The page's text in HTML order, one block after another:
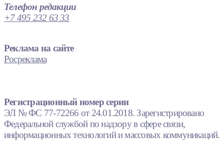
Телефон редакции
+7 495 232 63 33
Реклама на сайте
Росреклама
Регистрационный номер серии
ЭЛ № ФС 77-72266 от 24.01.2018. Зарегистрировано
Федеральной службой по надзору в сфере связи,
информационных технологий и массовых коммуникаций.